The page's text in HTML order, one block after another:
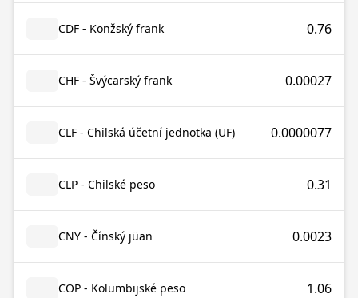
CDF - Konžský frank 0.76
CHF - Švýcarský frank 0.00027
CLF - Chilská účetní jednotka (UF) 0.0000077
CLP - Chilské peso 0.31
CNY - Čínský jüan 0.0023
COP - Kolumbijské peso 1.06